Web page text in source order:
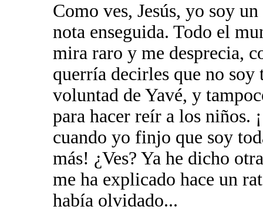
Como ves, Jesús, yo soy
nota enseguida. Todo el
mira raro y me desprecia,
querría decirles que no soy
voluntad de Yavé, y
para hacer reír a los niños.
cuando yo finjo que soy
más! ¿Ves? Ya he dicho
me ha explicado hace un
había olvidado...